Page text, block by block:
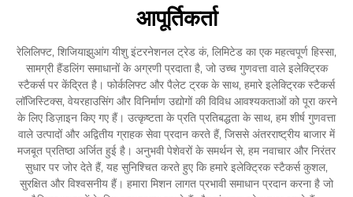
आपूर्तिकर्ता
रेलिलिफ्ट, शिजियाझुआंग यीशु इंटरनेशनल ट्रेड कं, लिमिटेड का एक महत्वपूर्ण हिस्सा,
सामग्री हैंडलिंग समाधानों के अग्रणी प्रदाता है, जो उच्च गुणवत्ता वाले इलेक्ट्रिक
स्टैकर्स पर केंद्रित है। फोर्कलिफ्ट और पैलेट ट्रक के साथ, हमारे इलेक्ट्रिक स्टैकर्स
लॉजिस्टिक्स, वेयरहाउसिंग और विनिर्माण उद्योगों की विविध आवश्यकताओं को पूरा करने
के लिए डिज़ाइन किए गए हैं। उत्कृष्टता के प्रति प्रतिबद्धता के साथ, हम शीर्ष गुणवत्ता
वाले उत्पादों और अद्वितीय ग्राहक सेवा प्रदान करते हैं, जिससे अंतरराष्ट्रीय बाजार में
मजबूत प्रतिष्ठा अर्जित हुई है। अनुभवी पेशेवरों के समर्थन से, हम नवाचार और निरंतर
सुधार पर जोर देते हैं, यह सुनिश्चित करते हुए कि हमारे इलेक्ट्रिक स्टैकर्स कुशल,
सुरक्षित और विश्वसनीय हैं। हमारा मिशन लागत प्रभावी समाधान प्रदान करना है जो